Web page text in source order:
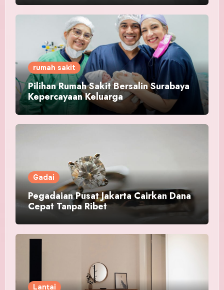
rumah sakit
Pilihan Rumah Sakit Bersalin Surabaya
Kepercayaan Keluarga
Gadai
Pegadaian Pusat Jakarta Cairkan Dana
Cepat Tanpa Ribet
Lantai